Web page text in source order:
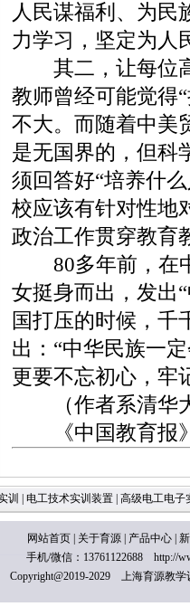
人民谋福利、为民
力学习，坚定为人
其二，让每位高
教师曾经可能觉得
不大。而随着中美
是无国界的，但科
须回答好“培养什
校应该有针对性地
政治工作贯穿教育
80多年前，在中
女挺身而出，发出
国打压的时候，千
出：“中华民族一
更要不忘初心，牢
（作者系清华大
《中国教育报》
训 电工技术实训装置| 高级电工电子
网站首页 关于育源 产品中心
手机/微信：13761122688 http://
Copyright@2019-2029 上海育源教